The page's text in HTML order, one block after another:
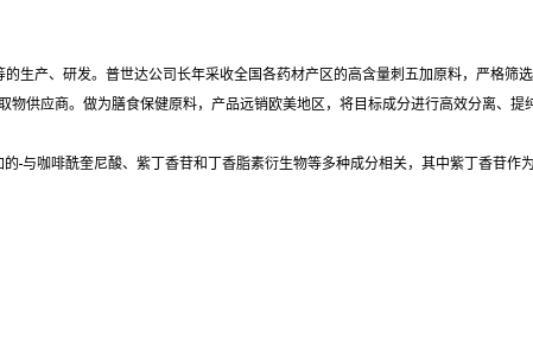
生产、研发。普世达公司长年采收全国各药材产区的高含量刺五加原料，严格筛
供应商。做为膳食保健原料，产品远销欧美地区，将目标成分进行高效分离、提
的 与咖啡酰奎尼酸、紫丁香苷和丁香脂素衍生物等多种成分相关，其中紫丁香苷作